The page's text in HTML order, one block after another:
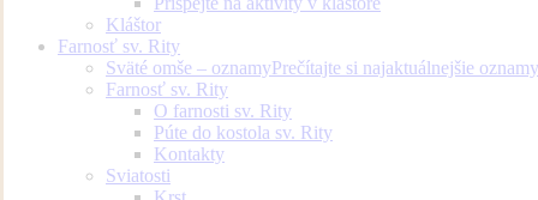
Kláštor
Farnosť sv. Rity
Sväté omše – oznamyPrečítajte si najaktuálnejšie
Farnosť sv. Rity
O farnosti sv. Rity
Púte do kostola sv. Rity
Kontakty
Sviatosti